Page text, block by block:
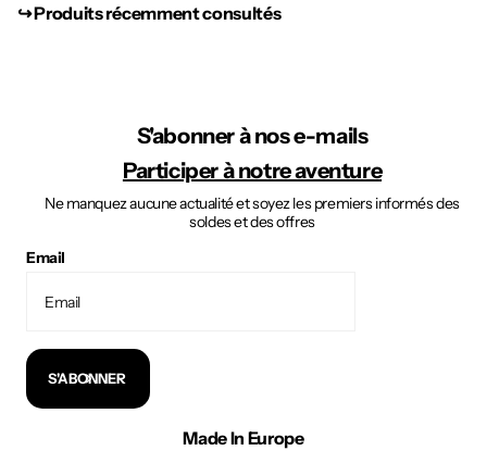
↪︎ Produits récemment consultés
S'abonner à nos e-mails
Participer à notre aventure
Ne manquez aucune actualité et soyez les premiers informés des
soldes et des offres
Email
S'ABONNER
Made In Europe